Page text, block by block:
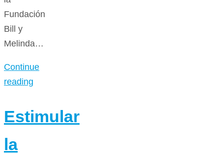
Fundación
Bill y
Melinda…
Continue
reading
Estimular
la